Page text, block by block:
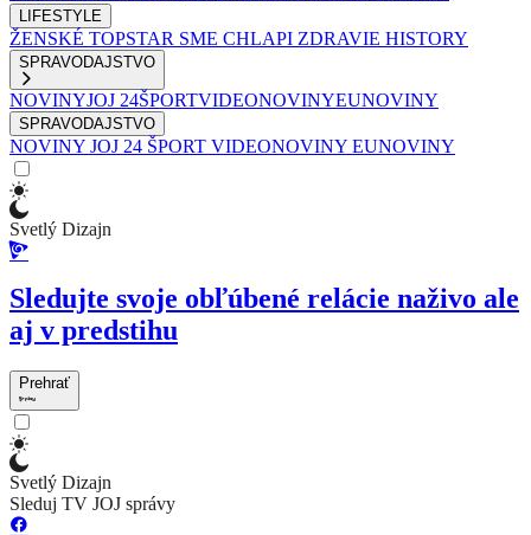
LIFESTYLE
ŽENSKÉ TOPSTAR SME CHLAPI ZDRAVIE HISTORY
SPRAVODAJSTVO
NOVINYJOJ 24ŠPORTVIDEONOVINYEUNOVINY
SPRAVODAJSTVO
NOVINY JOJ 24 ŠPORT VIDEONOVINY EUNOVINY
Svetlý Dizajn
Sledujte svoje obľúbené relácie naživo ale
aj v predstihu
Prehrať
Svetlý Dizajn
Sleduj TV JOJ správy